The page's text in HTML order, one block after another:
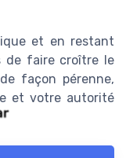
et en restant
de faire croître le
façon pérenne,
et votre autorité